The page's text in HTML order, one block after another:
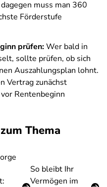
muss man 360
Förderstufe
prüfen:Wer bald in
sollte prüfen, ob sich
Auszahlungsplan lohnt.
Vertrag zunächst
Rentenbeginn
Thema
So bleibt Ihr
Vermögen im